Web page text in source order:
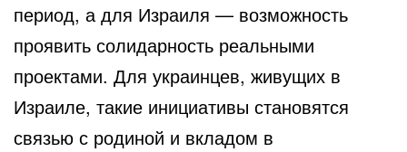
период, а для Израиля — возможность
проявить солидарность реальными
проектами. Для украинцев, живущих в
Израиле, такие инициативы становятся
связью с родиной и вкладом в